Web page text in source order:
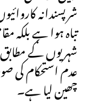
شرپسندانہ
تباہ ہوا ہے بلکہ
شہریوں کے
عدم استحکام کی
چھین لیا ہے۔